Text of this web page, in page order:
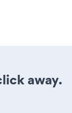
away.